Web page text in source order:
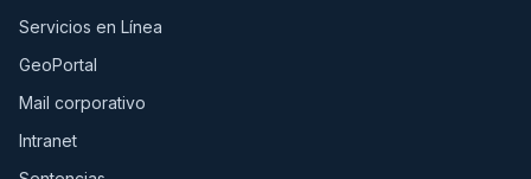
Servicios en Línea
GeoPortal
Mail corporativo
Intranet(se abre en una pestaña nueva)